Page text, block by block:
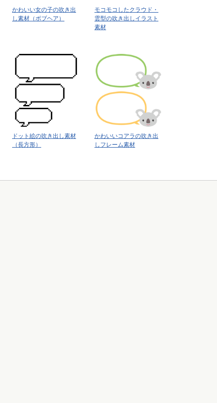
かわいい女の子の吹き出
し素材（ボブヘア）
モコモコしたクラウド・
雲型の吹き出しイラスト
素材
ドット絵の吹き出し素材
（長方形）
かわいいコアラの吹き出
しフレーム素材